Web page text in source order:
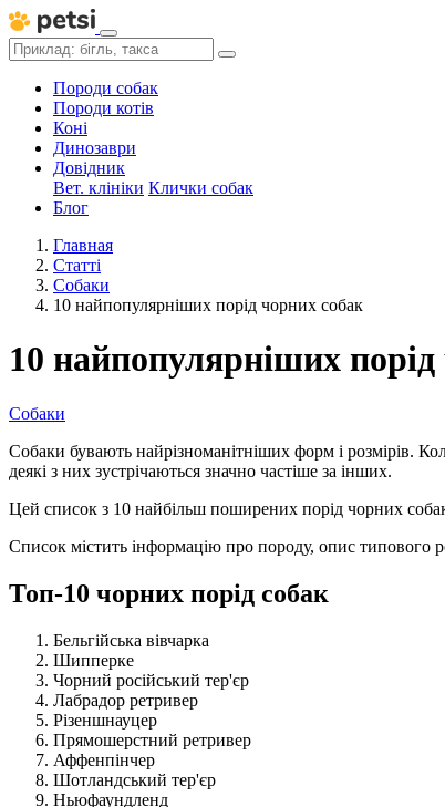
Породи собак
Породи котів
Коні
Динозаври
Довідник
Вет. клініки Клички собак
Блог
Главная
Статті
Собаки
10 найпопулярніших порід чорних собак
10 найпопулярніших
Собаки
Собаки бувають найрізноманітніших форм і розмірів.
деякі з них зустрічаються значно частіше за інших.
Цей список з 10 найбільш поширених порід чорних
Список містить інформацію про породу, опис типового
Топ-10 чорних порід собак
Бельгійська вівчарка
Шипперке
Чорний російський тер'єр
Лабрадор ретривер
Різеншнауцер
Прямошерстний ретривер
Аффенпінчер
Шотландський тер'єр
Ньюфаундленд